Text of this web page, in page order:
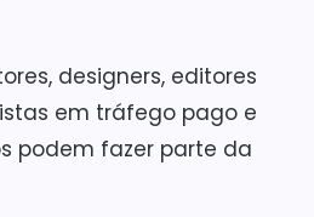
designers, editores
em tráfego pago e
podem fazer parte da